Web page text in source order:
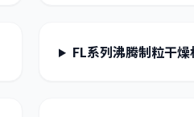
FL系列沸腾制粒干燥